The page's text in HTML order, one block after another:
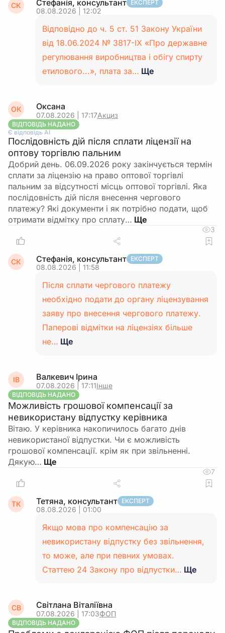
СК Стефанія, консультант ЕКСПЕРТ
08.08.2026 | 12:02
Відповідно до ч. 5 ст. 51 Закону України
від 18.06.2024 № 3817-IX «Про державне
регулювання виробництва і обігу спирту
етилового...», плата за… Ще
ОК Оксана
07.08.2026 | 17:17Акциз
ВІДПОВІДЬ НАДАНО
Є відповідь АІ
Послідовність дій після сплати ліцензії на
оптову торгівлю пальним
Добрий день. 06.09.2026 року закінчується термін
сплати за ліцензію на право оптової торгівлі
пальним за відсутності місць оптової торгівлі. Яка
послідовність дій після внесення чергового
платежу? Які документи і як потрібно подати, щоб
отримати відмітку про сплату…
3
СК Стефанія, консультант ЕКСПЕРТ
08.08.2026 | 11:58
Після сплати чергового платежу
необхідно подати до органу ліцензування
заяву про внесення чергового платежу.
Паперові відмітки на ліцензіях більше
не… Ще
ІВ Валкевич Ірина
07.08.2026 | 17:11Інше
ВІДПОВІДЬ НАДАНО
Можливість грошової компенсації за
невикористану відпустку керівника
Вітаю. У керівника накопичилось багато днів
невикористаної відпустки. Чи є можливість
грошової компенсації. крім як при звільненні.
Дякую…
7
ТК Тетяна, консультант ЕКСПЕРТ
08.08.2026 | 01:00
Якщо мова про компенсацію за
невикористану відпустку без звільнення,
то може, але при певних умовах.
Статтею 24 Закону про відпустки… Ще
СВ Світлана Віталіївна
07.08.2026 | 17:03ФОП
ВІДПОВІДЬ НАДАНО